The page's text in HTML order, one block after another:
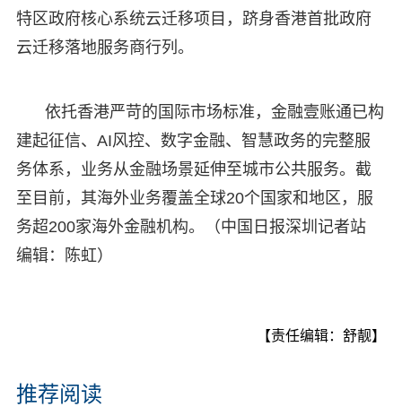
特区政府核心系统云迁移项目，跻身香港首批政府
云迁移落地服务商行列。
依托香港严苛的国际市场标准，金融壹账通已构
建起征信、AI风控、数字金融、智慧政务的完整服
务体系，业务从金融场景延伸至城市公共服务。截
至目前，其海外业务覆盖全球20个国家和地区，服
务超200家海外金融机构。（中国日报深圳记者站
编辑：陈虹）
【责任编辑：舒靓】
推荐阅读